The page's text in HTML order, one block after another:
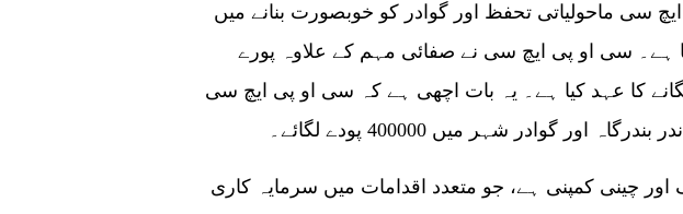
سی ماحولیاتی تحفظ اور گوادر کو خوبصورت بنانے میں
ہے۔ سی او پی ایچ سی نے صفائی مہم کے علاوہ پورے
لاکھ پودے لگانے کا عہد کیا ہے۔ یہ بات اچھی ہے کہ سی او پی ایچ سی
اور گوادر شہر میں 400000 پودے لگائے۔
اور چینی کمپنی ہے، جو متعدد اقدامات میں سرمایہ کاری